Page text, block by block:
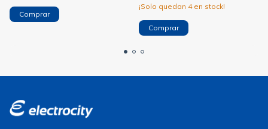
Comprar
¡Solo quedan 4en stock!
Comprar